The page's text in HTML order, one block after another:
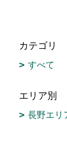
カテゴリ
すべて
エリア別
長野エリ